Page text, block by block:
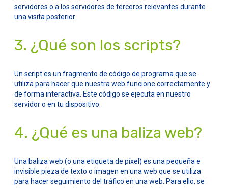
servidores o a los servidores de terceros relevantes durante
una visita posterior.
3. ¿Qué son los scripts?
Un script es un fragmento de código de programa que se
utiliza para hacer que nuestra web funcione correctamente y
de forma interactiva. Este código se ejecuta en nuestro
servidor o en tu dispositivo.
4. ¿Qué es una baliza web?
Una baliza web (o una etiqueta de píxel) es una pequeña e
invisible pieza de texto o imagen en una web que se utiliza
para hacer seguimiento del tráfico en una web. Para ello, se